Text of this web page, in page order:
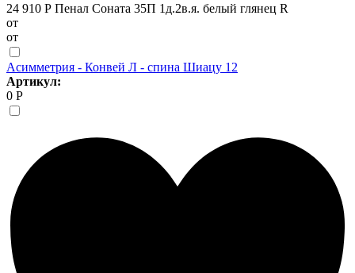
24 910 Р Пенал Соната 35П 1д.2в.я. белый глянец R
от
от
Асимметрия - Конвей Л - спина Шиацу 12
Артикул:
0 Р